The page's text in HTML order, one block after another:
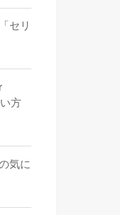
セリ
方
気に